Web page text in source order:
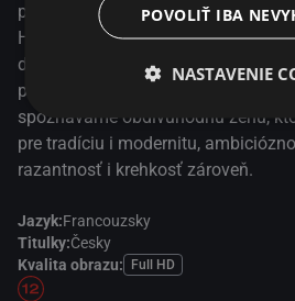
príbehové línie. V prvej z nich sa
Hortense istú dobu pôsobila, a
dokumentaristky sa vraciame späť
prestížnej práce v prezidentskom
spoznávame obdivuhodnú ženu,
pre tradíciu i modernitu,
razantnosť i krehkosť zároveň.
Jazyk:Francouzsky
Titulky:Česky
Kvalita obrazu:
Full HD
POVOLIŤ IBA
NASTAVENIE